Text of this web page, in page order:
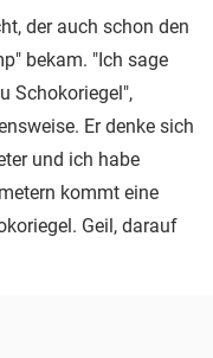
der auch schon den
bekam. "Ich sage
Schokoriegel",
Er denke sich
und ich habe
kommt eine
Geil, darauf